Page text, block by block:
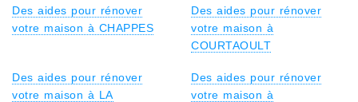
Des aides pour rénover
votre maison à CHAPPES
Des aides pour rénover
votre maison à
COURTAOULT
Des aides pour rénover
votre maison à LA
Des aides pour rénover
votre maison à